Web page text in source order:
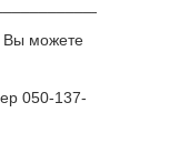
можете
050-137-